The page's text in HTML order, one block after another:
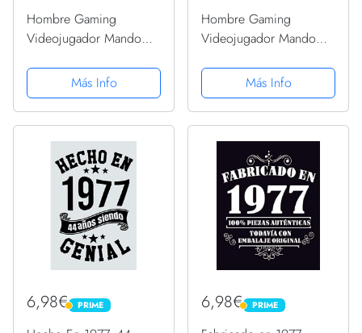
Hombre Gaming
Videojugador Mando
Aniversario Gaming
Camiseta
Más Info
Hombre Gaming
Videojugador Mando
Aniversario Gaming
Camiseta sin Mangas
Más Info
6,98€ PRIME
PRIME 6,98€ PRIME
PRIME